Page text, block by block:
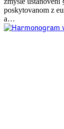
poskytovanom z
a…